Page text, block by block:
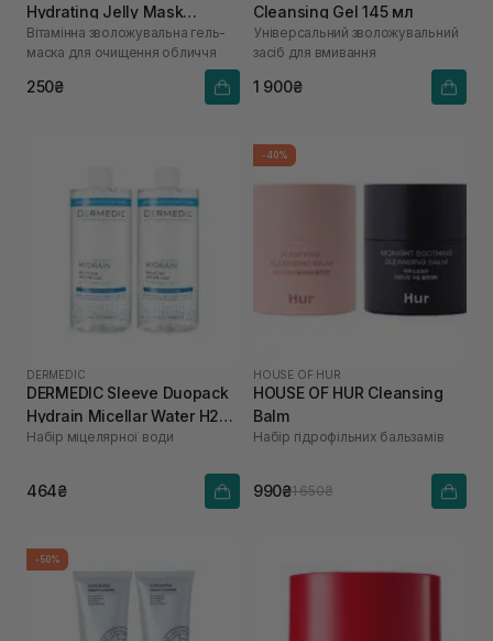
Hydrating Jelly Mask
Cleanser 20 мл
Вітамінна зволожувальна гель-
маска для очищення обличчя
250₴
Cleansing Gel 145 мл
Універсальний зволожувальний
засіб для вмивання
1 900₴
DERMEDIC
DERMEDIC Sleeve Duopack
Hydrain Micellar Water H2O
2 х 500 мл
Набір міцелярної води
464₴
-40%
HOUSE OF HUR
HOUSE OF HUR Cleansing
Balm
Набір гідрофільних бальзамів
990₴1 650₴
-50%